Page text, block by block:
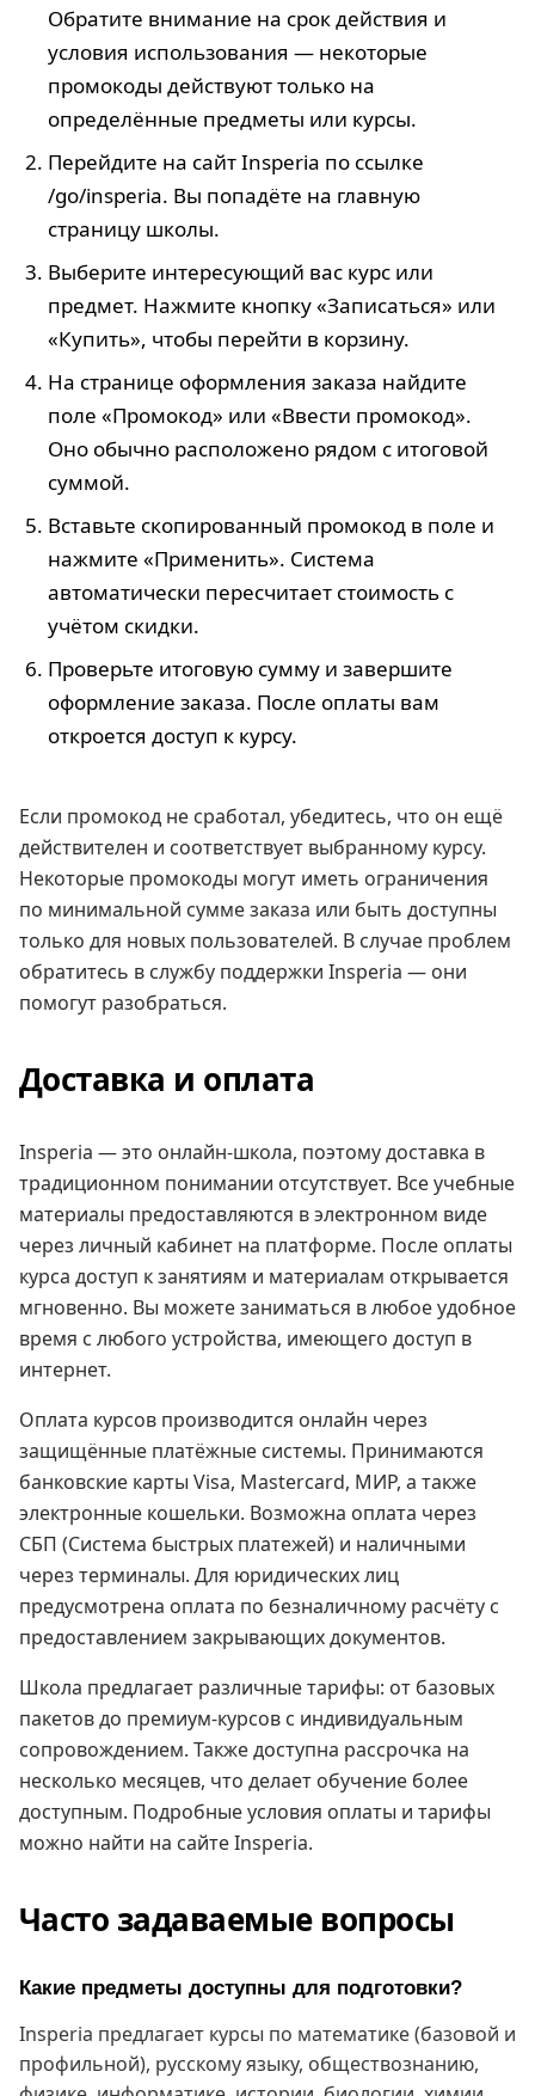
Обратите внимание на срок действия и
условия использования — некоторые
промокоды действуют только на
определённые предметы или курсы.
Перейдите на сайт Insperia по ссылке
/go/insperia. Вы попадёте на главную
страницу школы.
Выберите интересующий вас курс или
предмет. Нажмите кнопку «Записаться» или
«Купить», чтобы перейти в корзину.
На странице оформления заказа найдите
поле «Промокод» или «Ввести промокод».
Оно обычно расположено рядом с итоговой
суммой.
Вставьте скопированный промокод в поле и
нажмите «Применить». Система
автоматически пересчитает стоимость с
учётом скидки.
Проверьте итоговую сумму и завершите
оформление заказа. После оплаты вам
откроется доступ к курсу.
Если промокод не сработал, убедитесь, что он ещё
действителен и соответствует выбранному курсу.
Некоторые промокоды могут иметь ограничения
по минимальной сумме заказа или быть доступны
только для новых пользователей. В случае проблем
обратитесь в службу поддержки Insperia — они
помогут разобраться.
Доставка и оплата
Insperia — это онлайн-школа, поэтому доставка в
традиционном понимании отсутствует. Все учебные
материалы предоставляются в электронном виде
через личный кабинет на платформе. После оплаты
курса доступ к занятиям и материалам открывается
мгновенно. Вы можете заниматься в любое удобное
время с любого устройства, имеющего доступ в
интернет.
Оплата курсов производится онлайн через
защищённые платёжные системы. Принимаются
банковские карты Visa, Mastercard, МИР, а также
электронные кошельки. Возможна оплата через
СБП (Система быстрых платежей) и наличными
через терминалы. Для юридических лиц
предусмотрена оплата по безналичному расчёту с
предоставлением закрывающих документов.
Школа предлагает различные тарифы: от базовых
пакетов до премиум-курсов с индивидуальным
сопровождением. Также доступна рассрочка на
несколько месяцев, что делает обучение более
доступным. Подробные условия оплаты и тарифы
можно найти на сайте Insperia.
Часто задаваемые вопросы
Какие предметы доступны для подготовки?
Insperia предлагает курсы по математике (базовой и
профильной), русскому языку, обществознанию,